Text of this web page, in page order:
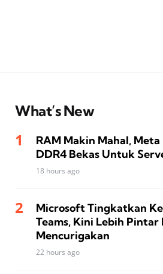
What’s New
RAM Makin Mahal,
DDR4 Bekas Untuk
18 hours ago
Microsoft Tingkatkan
Teams, Kini Lebih
Mencurigakan
22 hours ago